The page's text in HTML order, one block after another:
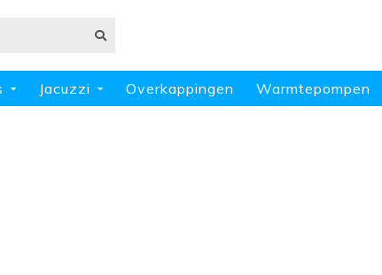
Jacuzzi Overkappingen Warmtepompen